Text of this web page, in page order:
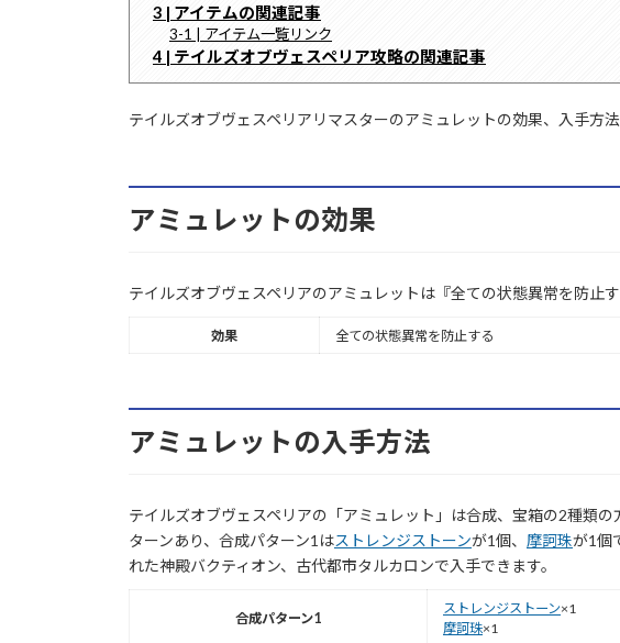
3 | アイテムの関連記事
3-1 | アイテム一覧リンク
4 | テイルズオブヴェスペリア攻略の関連記事
テイルズオブヴェスペリアリマスターのアミュレットの効果、入手方法
アミュレットの効果
テイルズオブヴェスペリアのアミュレットは『全ての状態異常を防止す
効果 全ての状態異常を防止する
アミュレットの入手方法
テイルズオブヴェスペリアの「アミュレット」は合成、宝箱の2種類
ターンあり、合成パターン1はストレンジストーンが1個、 摩訶珠が1個
れた神殿バクティオン、古代都市タルカロンで入手できます。
合成パターン1
ストレンジストーン×1
摩訶珠×1